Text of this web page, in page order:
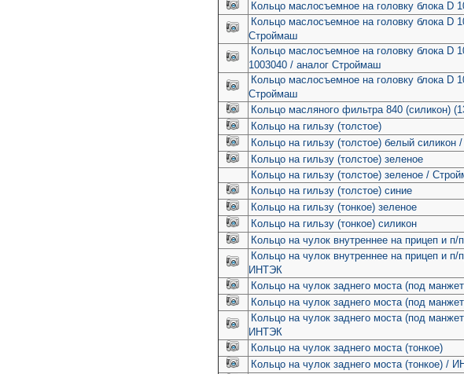
Кольцо маслосъемное на головку блока D
Кольцо маслосъемное на головку блока D
Строймаш
Кольцо маслосъемное на головку блока D
1003040 / аналог Строймаш
Кольцо маслосъемное на головку блока D
Строймаш
Кольцо масляного фильтра 840 (силикон)
Кольцо на гильзу (толстое)
Кольцо на гильзу (толстое) белый
Кольцо на гильзу (толстое) зеленое
Кольцо на гильзу (толстое) зеленое /
Кольцо на гильзу (толстое) синие
Кольцо на гильзу (тонкое) зеленое
Кольцо на гильзу (тонкое) силикон
Кольцо на чулок внутреннее на прицеп и
Кольцо на чулок внутреннее на прицеп и
ИНТЭК
Кольцо на чулок заднего моста (под
Кольцо на чулок заднего моста (под
Кольцо на чулок заднего моста (под
ИНТЭК
Кольцо на чулок заднего моста (тонкое)
Кольцо на чулок заднего моста (тонкое) /